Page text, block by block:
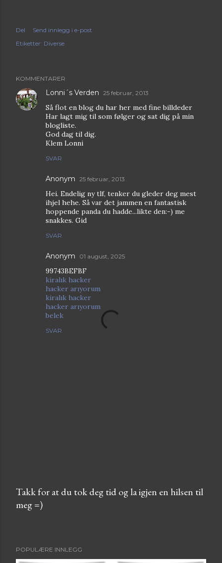
Del
Send innlegg i e-post
Etiketter: Diverse
KOMMENTARER
Lonni´s Verden 25 februar, 2013
Så flot en blog du har her med fine billdeder
Har lagt mig til som følger og sat dig på min
blogliste.
God dag til dig.
Klem Lonni
SVAR
Anonym 25 februar, 2013
Hei. Endelig ny tlf, tenker du gleder deg mest
ihjel hehe. Så var det jammen en fantastisk
hoppende panda du hadde...likte den:-) me
snakkes. Gid
SVAR
Anonym 01 august, 2025
99743BEFBF
kiralık hacker
hacker arıyorum
kiralık hacker
hacker arıyorum
belek
SVAR
L
i
Takk for at du tok deg tid og la igjen en hilsen til
meg =)
POPULÆRE INNLEGG